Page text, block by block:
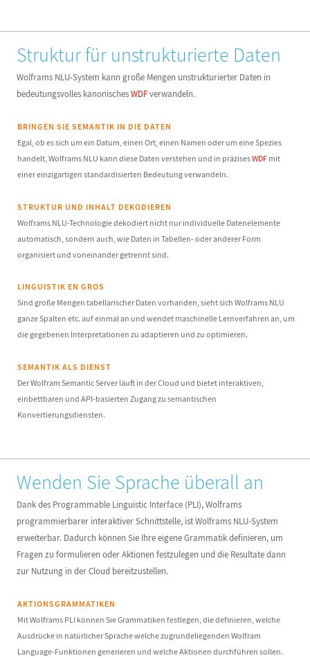
Struktur für unstrukturierte Daten
Wolframs NLU-System kann große Mengen unstrukturierter Daten in
bedeutungsvolles kanonischesWDFverwandeln.
BRINGEN SIE SEMANTIK IN DIE DATEN
Egal, ob es sich um ein Datum, einen Ort, einen Namen oder um eine Spezies
handelt, Wolframs NLU kann diese Daten verstehen und in präzisesWDF mit
einer einzigartigen standardisierten Bedeutung verwandeln.
STRUKTUR UND INHALT DEKODIEREN
Wolframs NLU-Technologie dekodiert nicht nur individuelle Datenelemente
automatisch, sondern auch, wie Daten in Tabellen- oder anderer Form
organisiert und voneinander getrennt sind.
LINGUISTIK EN GROS
Sind große Mengen tabellarischer Daten vorhanden, sieht sich Wolframs NLU
ganze Spalten etc. auf einmal an und wendet maschinelle Lernverfahren an, um
die gegebenen Interpretationen zu adaptieren und zu optimieren.
SEMANTIK ALS DIENST
Der Wolfram Semantic Server läuft in der Cloud und bietet interaktiven,
einbettbaren und API-basierten Zugang zu semantischen
Konvertierungsdiensten.
Wenden Sie Sprache überall an
Dank des Programmable Linguistic Interface (PLI), Wolframs
programmierbarer interaktiver Schnittstelle, ist Wolframs NLU-System
erweiterbar. Dadurch können Sie Ihre eigene Grammatik definieren, um
Fragen zu formulieren oder Aktionen festzulegen und die Resultate dann
zur Nutzung in der Cloud bereitzustellen.
AKTIONSGRAMMATIKEN
Mit Wolframs PLI können Sie Grammatiken festlegen, die definieren, welche
Ausdrücke in natürlicher Sprache welche zugrundeliegenden Wolfram
Language-Funktionen generieren und welche Aktionen durchführen sollen.